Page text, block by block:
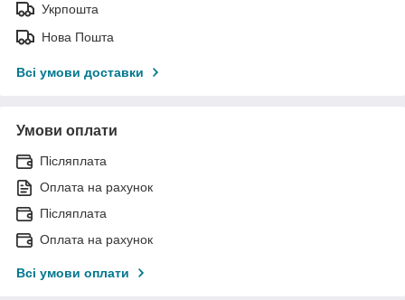
Укрпошта
Нова Пошта
Всі умови доставки
Умови оплати
Післяплата
Оплата на рахунок
Післяплата
Оплата на рахунок
Всі умови оплати